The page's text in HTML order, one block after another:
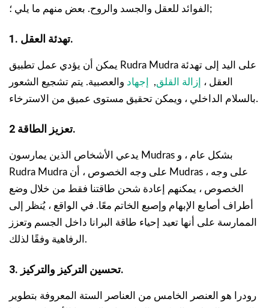
الفوائد للعقل والجسد والروح. بعض منهم ما يلي ؛;
1. تهدئة العقل.
يمكن أن يؤدي عمل تطبيق Rudra Mudra على اليد إلى تهدئة
العقل ، إزالة القلق, إجهاد والعصبية. يتم تشجيع الشعور
بالسلام الداخلي ، ويمكن تحقيق مستوى عميق من الاسترخاء.
2 تعزيز الطاقة.
يدعي الأشخاص الذين يمارسون Mudras بشكل عام ، و
Rudra Mudra على وجه الخصوص ، أن Mudras ، على وجه
الخصوص ، يمكنهم إعادة شحن طاقتنا فقط من خلال وضع
أطراف أصابع الإبهام وإصبع الخاتم معًا. في الواقع ، يُنظر إلى
الممارسة على أنها تعيد إحياء طاقة البرانا داخل الجسم وتعزز
الرفاهية وفقًا لذلك.
3. تحسين التركيز والتركيز.
رودرا هو العنصر الخامس من العناصر الستة المعروفة بتطوير